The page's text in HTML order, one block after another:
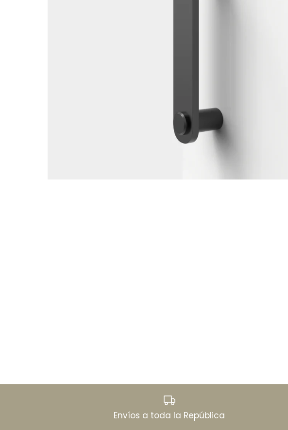
Envíos a toda la República